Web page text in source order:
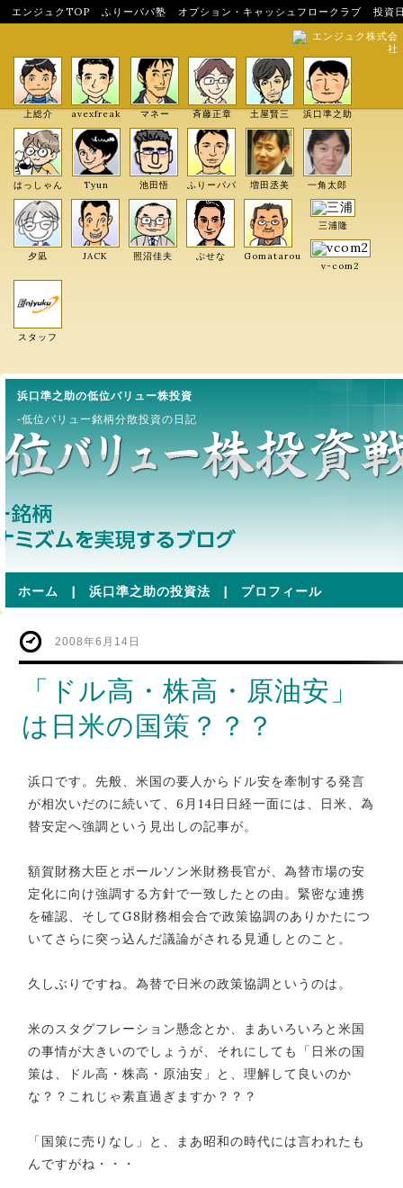
エンジュクTOP ふりーパパ塾 オプション・キャッシュフロークラブ
投資
エンジュク株式会
社
上総介 avexfreak マネー 斉藤正章 土屋賢三 浜口準之助
はっしゃん Tyun 池田悟 ふりーパパ 増田丞美 一角太郎
夕凪 JACK 照沼佳夫 ぶせな Gomatarou
三浦隆
v-com2
スタッフ
浜口準之助の低位バリュー株投資
-低位バリュー銘柄分散投資の日記
ホーム | 浜口準之助の投資法 | プロフィール
2008年6月14日
「ドル高・株高・原油安」
は日米の国策？？？
浜口です。先般、米国の要人からドル安を牽制する発言
が相次いだのに続いて、6月14日日経一面には、日米、為
替安定へ強調という見出しの記事が。
額賀財務大臣とポールソン米財務長官が、為替市場の安
定化に向け強調する方針で一致したとの由。緊密な連携
を確認、そしてG8財務相会合で政策協調のありかたにつ
いてさらに突っ込んだ議論がされる見通しとのこと。
久しぶりですね。為替で日米の政策協調というのは。
米のスタグフレーション懸念とか、まあいろいろと米国
の事情が大きいのでしょうが、それにしても「日米の国
策は、ドル高・株高・原油安」と、理解して良いのか
な？？これじゃ素直過ぎますか？？？
「国策に売りなし」と、まあ昭和の時代には言われたも
んですがね・・・